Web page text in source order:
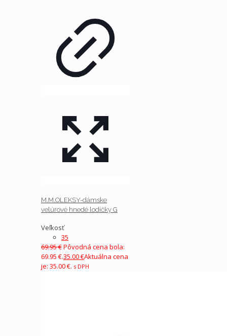
M.M.OLEKSY-dámske
velúrové hnedé lodičky G
Veľkosť
35
69.95€Pôvodná cena bola:
69.95 €.35.00€Aktuálna cena
je: 35.00 €. s DPH